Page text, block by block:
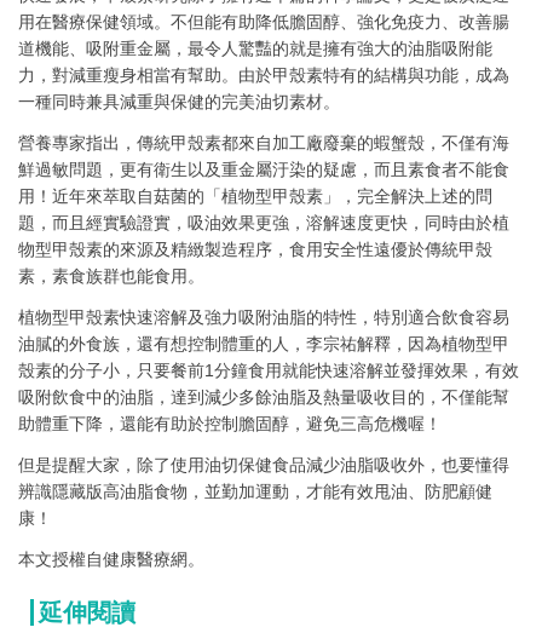
用在醫療保健領域。不但能有助降低膽固醇、強化免疫力、改善腸
道機能、吸附重金屬，最令人驚豔的就是擁有強大的油脂吸附能
力，對減重瘦身相當有幫助。由於甲殼素特有的結構與功能，成為
一種同時兼具減重與保健的完美油切素材。
營養專家指出，傳統甲殼素都來自加工廠廢棄的蝦蟹殼，不僅有海
鮮過敏問題，更有衛生以及重金屬汙染的疑慮，而且素食者不能食
用！近年來萃取自菇菌的「植物型甲殼素」，完全解決上述的問
題，而且經實驗證實，吸油效果更強，溶解速度更快，同時由於植
物型甲殼素的來源及精緻製造程序，食用安全性遠優於傳統甲殼
素，素食族群也能食用。
植物型甲殼素快速溶解及強力吸附油脂的特性，特別適合飲食容易
油膩的外食族，還有想控制體重的人，李宗祐解釋，因為植物型甲
殼素的分子小，只要餐前1分鐘食用就能快速溶解並發揮效果，有效
吸附飲食中的油脂，達到減少多餘油脂及熱量吸收目的，不僅能幫
助體重下降，還能有助於控制膽固醇，避免三高危機喔！
但是提醒大家，除了使用油切保健食品減少油脂吸收外，也要懂得
辨識隱藏版高油脂食物，並勤加運動，才能有效甩油、防肥顧健
康！
本文授權自健康醫療網。
延伸閱讀